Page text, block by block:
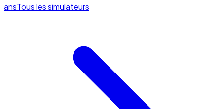
ansTous les simulateurs